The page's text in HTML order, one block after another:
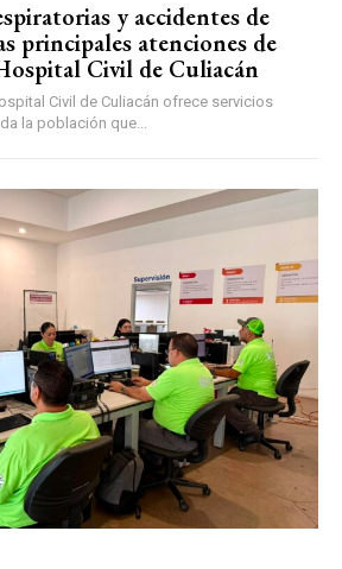
y accidentes de
principales atenciones de
Civil de Culiacán
Civil de Culiacán ofrece servicios
la población que...